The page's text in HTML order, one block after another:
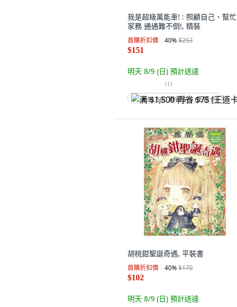
我是超級萬能車! : 照顧自己、幫忙
家務 通通難不倒!, 精裝
首購折扣價 40%$253
$151
明天 8/9 (日) 預計送達
(1)
满 $1,500 再省 $75 (王道卡)
胡桃鉗聖誕奇遇, 平裝書
首購折扣價 40%$170
$102
明天 8/9 (日) 預計送達